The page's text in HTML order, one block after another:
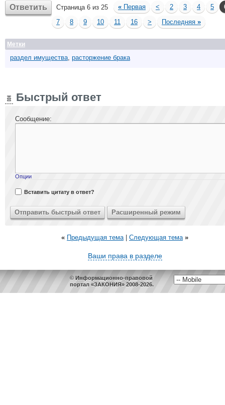
Ответить Страница 6 из 25 « Первая < 2 3 4 5
7
8 9 10 11 16 > Последняя »
Метки
раздел имущества, расторжение брака
Быстрый ответ
Сообщение:
Опции
Вставить цитату в ответ?
« Предыдущая тема| Следующая тема »
Ваши права в разделе
© Информационно-правовой
портал «ЗАКОНИЯ» 2008-2026.